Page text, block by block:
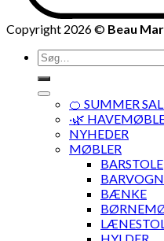
Copyright 2026 © Beau
Søg
efter:
🍊 SUMMER
·🌿
NYHEDER
MØBLER
BARSTOLE
BÆNKE